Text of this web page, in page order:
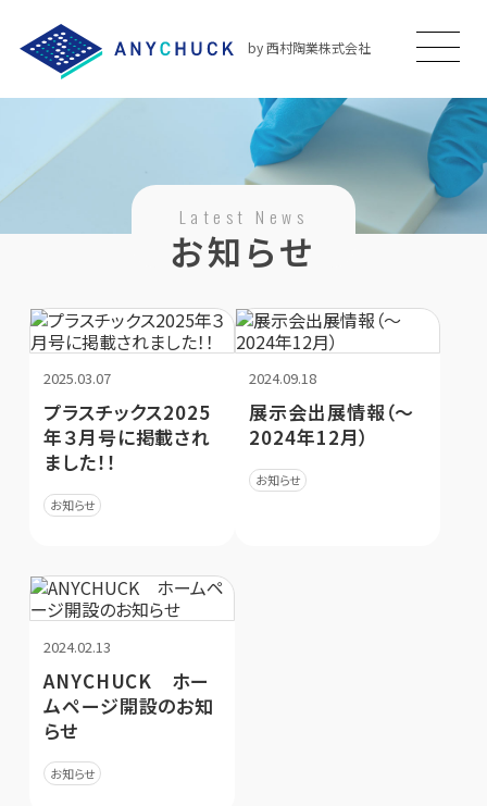
by 西村陶業株式会社
Latest News
お知らせ
2025.03.07
プラスチックス2025
年３月号に掲載され
ました！！
お知らせ
2024.09.18
展示会出展情報（～
2024年12月）
お知らせ
2024.02.13
ANYCHUCK ホー
ムページ開設のお知
らせ
お知らせ